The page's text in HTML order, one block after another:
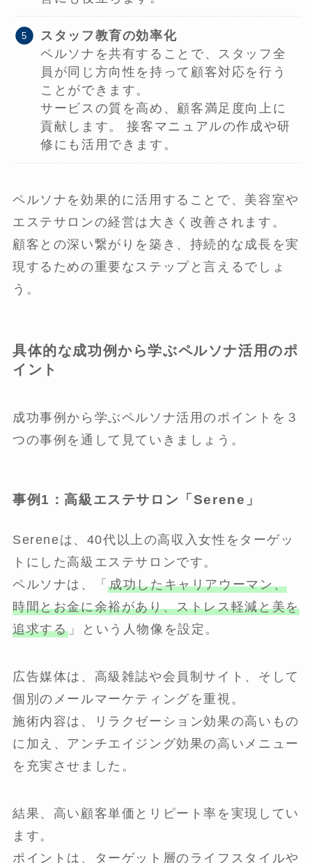
スタッフ教育の効率化
ペルソナを共有することで、スタッフ全
員が同じ方向性を持って顧客対応を行う
ことができます。
サービスの質を高め、顧客満足度向上に
貢献します。 接客マニュアルの作成や研
修にも活用できます。
ペルソナを効果的に活用することで、美容室や
エステサロンの経営は大きく改善されます。
顧客との深い繋がりを築き、持続的な成長を実
現するための重要なステップと言えるでしょ
う。
具体的な成功例から学ぶペルソナ活用のポ
イント
成功事例から学ぶペルソナ活用のポイントを３
つの事例を通して見ていきましょう。
事例1：高級エステサロン「Serene」
Sereneは、40代以上の高収入女性をターゲッ
トにした高級エステサロンです。
ペルソナは、「成功したキャリアウーマン、
時間とお金に余裕があり、ストレス軽減と美を
追求する 」という人物像を設定。
広告媒体は、高級雑誌や会員制サイト、そして
個別のメールマーケティングを重視。
施術内容は、リラクゼーション効果の高いもの
に加え、アンチエイジング効果の高いメニュー
を充実させました。
結果、高い顧客単価とリピート率を実現してい
ます。
ポイントは、ターゲット層のライフスタイルや